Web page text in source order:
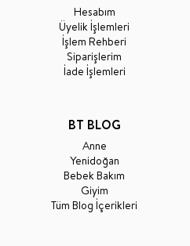
Hesabım
Üyelik İşlemleri
İşlem Rehberi
Siparişlerim
İade İşlemleri
BT BLOG
Anne
Yenidoğan
Bebek Bakım
Giyim
Tüm Blog İçerikleri